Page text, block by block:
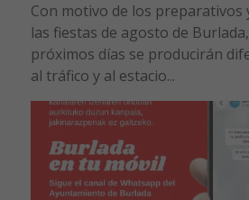
Con motivo de los preparativos
las fiestas de agosto de
próximos días se producirán
al tráfico y al estacio...